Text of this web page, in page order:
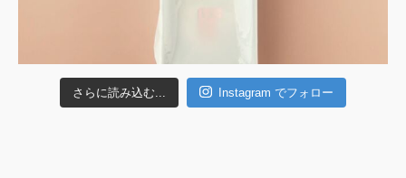
さらに読み込む... Instagram でフォロー